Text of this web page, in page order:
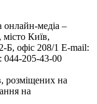
онлайн-медіа –
Київ,
офіс 208/1 E-mail:
044-205-43-00
розміщених на
на